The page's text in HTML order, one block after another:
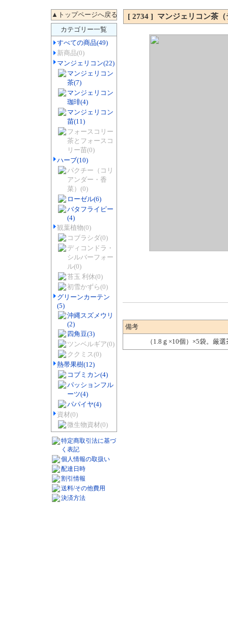
カテゴリー一覧
すべての商品(49)
新商品(0)
マンジェリコン(22)
マンジェリコン
茶(7)
マンジェリコン
珈琲(4)
マンジェリコン
苗(11)
フォースコリー
茶とフォースコ
リー苗(0)
ハーブ(10)
パクチー（コリ
アンダー・香
菜） (0)
ローゼル(6)
バタフライピー
(4)
観葉植物(0)
コブラシダ(0)
ディコンドラ・
シルバーフォー
ル(0)
苔玉 利休(0)
初雪かずら(0)
グリーンカーテン
(5)
沖縄スズメウリ
(2)
四角豆(3)
ツンベルギア(0)
ククミス(0)
熱帯果樹(12)
コブミカン(4)
パッションフル
ーツ(4)
パパイヤ(4)
資材(0)
微生物資材(0)
特定商取引法に基づ
く表記
個人情報の取扱い
配達日時
割引情報
送料/その他費用
決済方法
[ 2734 ] マンジェリコン茶
備考
（1.8ｇ×10個）×5袋。厳